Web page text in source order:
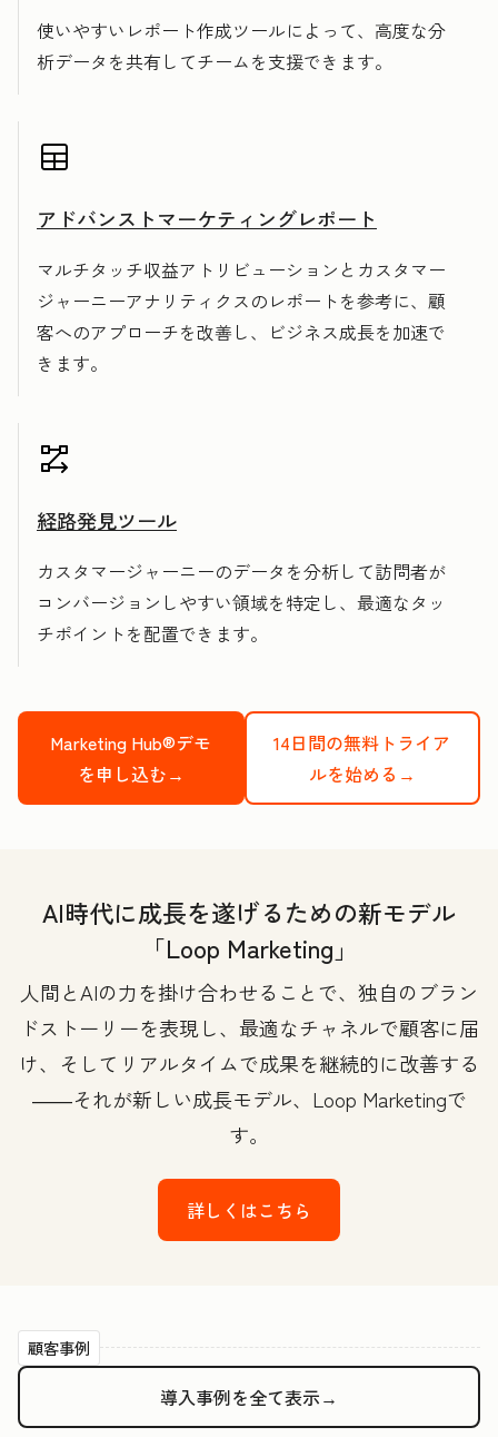
使いやすいレポート作成ツールによって、高度な分
析データを共有してチームを支援できます。
アドバンストマーケティングレポート
マルチタッチ収益アトリビューションとカスタマー
ジャーニーアナリティクスのレポートを参考に、顧
客へのアプローチを改善し、ビジネス成長を加速で
きます。
経路発見ツール
カスタマージャーニーのデータを分析して訪問者が
コンバージョンしやすい領域を特定し、最適なタッ
チポイントを配置できます。
Marketing Hub®デモ
を申し込む→
14日間の無料トライア
ルを始める→
AI時代に成長を遂げるための新モデル
「Loop Marketing」
人間とAIの力を掛け合わせることで、独自のブラン
ドストーリーを表現し、最適なチャネルで顧客に届
け、そしてリアルタイムで成果を継続的に改善する
――それが新しい成長モデル、Loop Marketingで
す。
詳しくはこちら
顧客事例
導入事例を全て表示→